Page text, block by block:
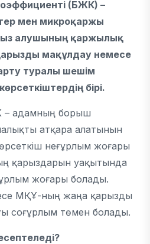
(БЖК) –
мен микроқаржы
алушының қаржылық
мақұлдау немесе
туралы шешім
бірі.
– адамның борыш
атқара алатынын
неғұрлым жоғары
қарыздарын уақытында
жоғары болады.
МҚҰ-ның жаңа қарызды
соғұрлым төмен болады.